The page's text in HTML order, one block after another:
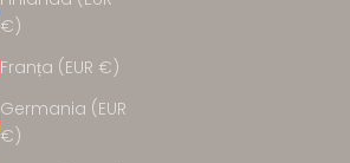
€)
Franța (EUR €)
Germania (EUR
€)